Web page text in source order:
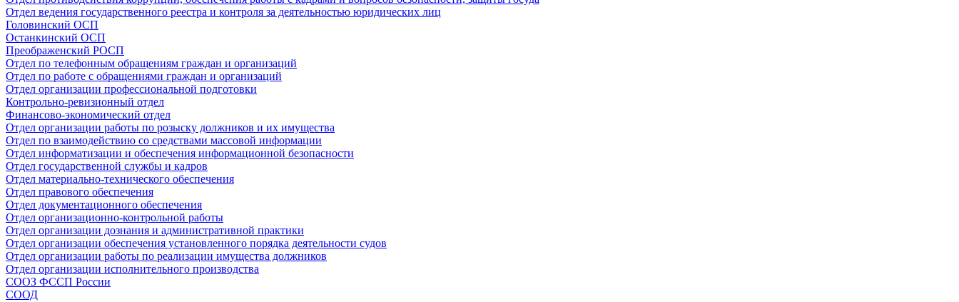
Отдел ведения государственного реестра и контроля за деятельностью юридических лиц
Головинский ОСП
Останкинский ОСП
Преображенский РОСП
Отдел по телефонным обращениям граждан и организаций
Отдел по работе с обращениями граждан и организаций
Отдел организации профессиональной подготовки
Контрольно-ревизионный отдел
Финансово-экономический отдел
Отдел организации работы по розыску должников и их имущества
Отдел по взаимодействию со средствами массовой информации
Отдел информатизации и обеспечения информационной безопасности
Отдел государственной службы и кадров
Отдел материально-технического обеспечения
Отдел правового обеспечения
Отдел документационного обеспечения
Отдел организационно-контрольной работы
Отдел организации дознания и административной практики
Отдел организации обеспечения установленного порядка деятельности судов
Отдел организации работы по реализации имущества должников
Отдел организации исполнительного производства
СООЗ ФССП России
СООД